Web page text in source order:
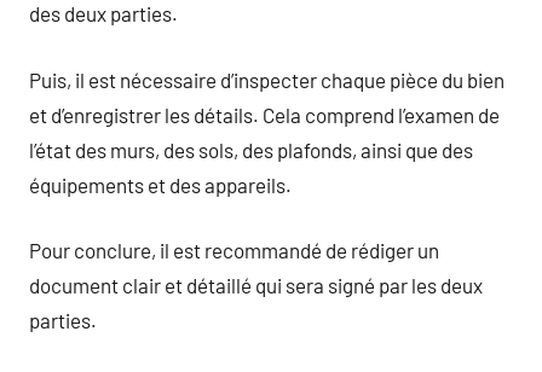
des deux parties.
Puis, il est nécessaire d’inspecter chaque pièce du bien
et d’enregistrer les détails. Cela comprend l’examen de
l’état des murs, des sols, des plafonds, ainsi que des
équipements et des appareils.
Pour conclure, il est recommandé de rédiger un
document clair et détaillé qui sera signé par les deux
parties.